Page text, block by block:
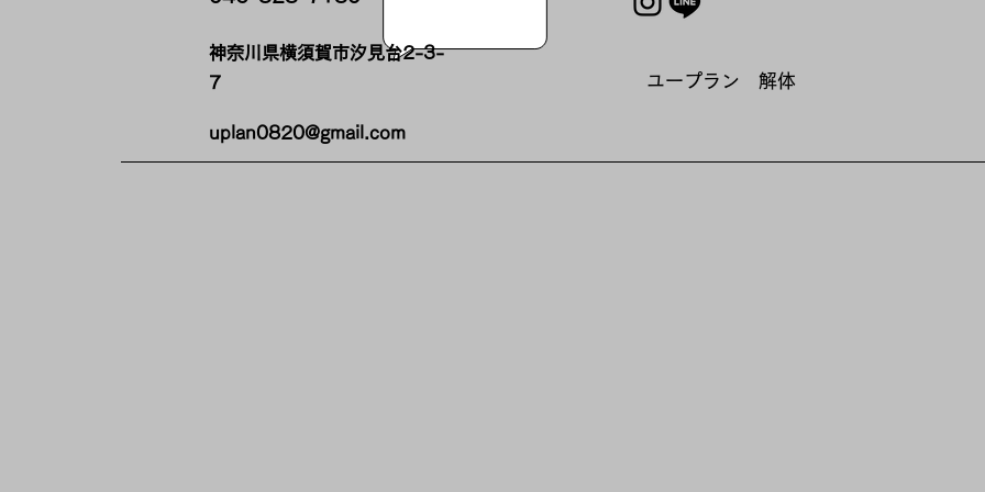
​神奈川県横須賀市汐見台2-3-
7
uplan0820@gmail.com
​ユープラン 解体